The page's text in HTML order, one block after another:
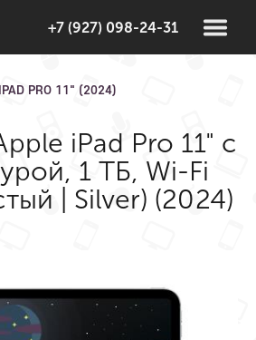
+7 (927) 098-24-31
IPAD PRO 11" (2024)
iPad Pro 11" с
1 ТБ, Wi-Fi
| Silver) (2024)